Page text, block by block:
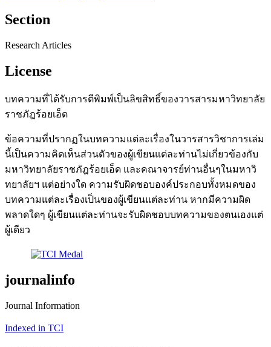
Section
Research Articles
License
บทความที่ได้รับการตีพิมพ์เป็นลิขสิทธิ์ของวารสารมหาวิทยาลัย
ราชภัฎร้อยเอ็ด
ข้อความที่ปรากฏในบทความแต่ละเรื่องในวารสารวิชาการเล่ม
นี้เป็นความคิดเห็นส่วนตัวของผู้เขียนแต่ละท่านไม่เกี่ยวข้องกับ
มหาวิทยาลัยราชภัฎร้อยเอ็ด และคณาจารย์ท่านอื่นๆในมหาวิ
ทยาลัยฯ แต่อย่างใด ความรับผิดชอบองค์ประกอบทั้งหมดของ
บทความแต่ละเรื่องเป็นของผู้เขียนแต่ละท่าน หากมีความผิด
พลาดใดๆ ผู้เขียนแต่ละท่านจะรับผิดชอบบทความของตนเองแต่
ผู้เดียว
journalinfo
Journal Information
Indexed in TCI